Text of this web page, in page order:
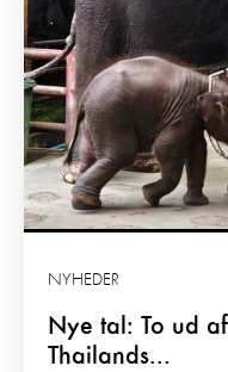
Nye tal: To ud
Thailands...
NYHEDER